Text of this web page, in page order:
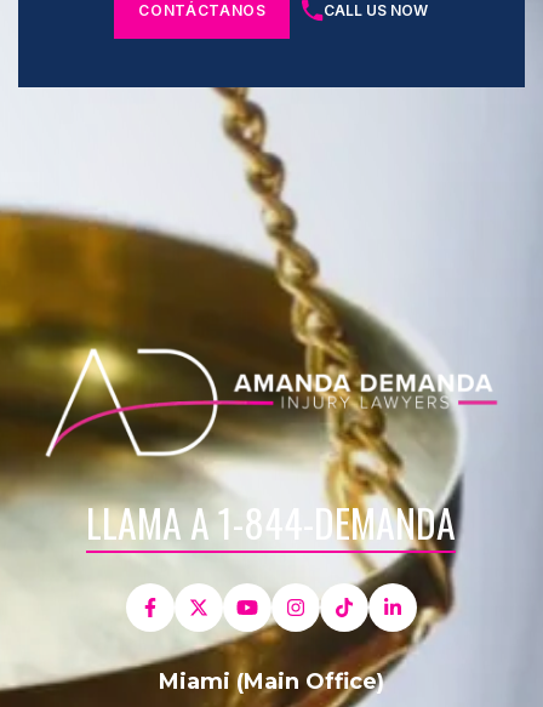
CONTÁCTANOS CALL US NOW
LLAMA A 1-844-DEMANDA
Miami (Main Office)